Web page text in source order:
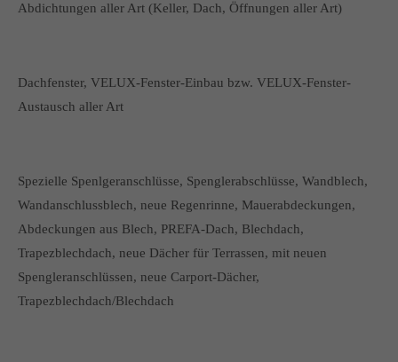
Abdichtungen aller Art (Keller, Dach, Öffnungen aller Art)
Dachfenster, VELUX-Fenster-Einbau bzw. VELUX-Fenster-
Austausch aller Art
Spezielle Spenlgeranschlüsse, Spenglerabschlüsse, Wandblech,
Wandanschlussblech, neue Regenrinne, Mauerabdeckungen,
Abdeckungen aus Blech, PREFA-Dach, Blechdach,
Trapezblechdach, neue Dächer für Terrassen, mit neuen
Spengleranschlüssen, neue Carport-Dächer,
Trapezblechdach/Blechdach